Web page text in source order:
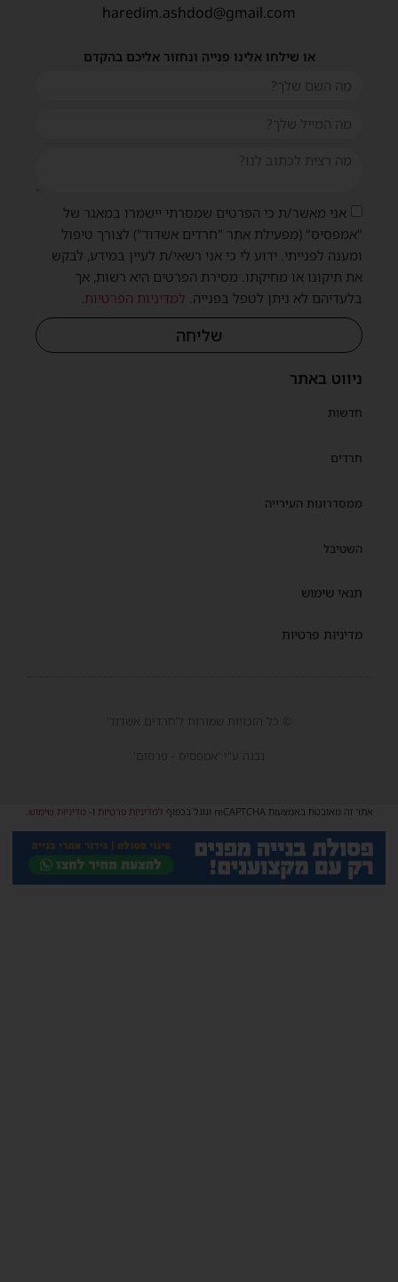
ניווט באתר
חדשות
חרדים
ממסדרונות העירייה
השטיבל
תנאי שימוש
מדיניות פרטיות
haredim.ashdod@gmail.com
או שילחו אלינו פנייה ונחזור אליכם בהקדם
אני מאשר/ת כי הפרטים שמסרתי יישמרו במאגר של
"אמפסיס" (מפעילת אתר "חרדים אשדוד") לצורך טיפול
ומענה לפנייתי. ידוע לי כי אני רשאי/ת לעיין במידע, לבקש
את תיקונו או מחיקתו. מסירת הפרטים היא רשות, אך
בלעדיהם לא ניתן לטפל בפנייה.למדיניות הפרטיות.
שליחה
© כל הזכויות שמורות ל'חרדים אשדוד'
נבנה ע"י 'אמפסיס - פרסום'
אתר זה מאובטח באמצעות reCAPTCHA וגוגל בכפוף למדיניות פרטיותו-מדיניות שימוש.